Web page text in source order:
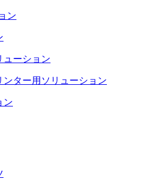
ン
ューション
ンター用ソリューション
ン